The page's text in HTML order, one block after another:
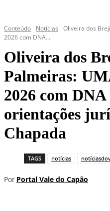
Conteúdo Notícias
Oliveira dos
2026 com DNA...
Oliveira dos
Palmeiras:
2026 com
orientações
Chapada
TAGS notícias
Por Portal Vale do Capão